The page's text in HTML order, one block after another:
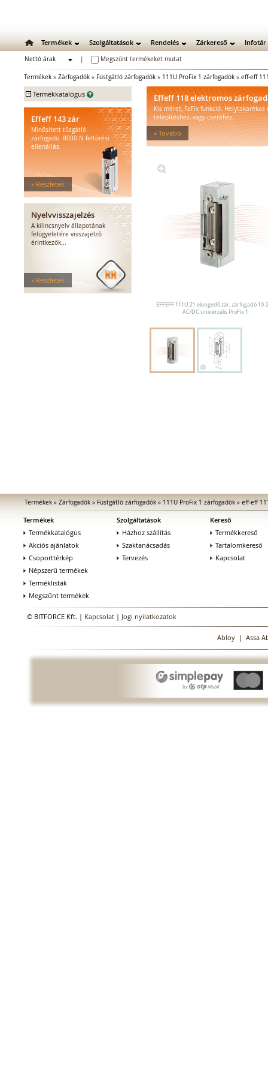
Termékek Szolgáltatások Rendelés Zárkereső Infotár
Nettó árak
Megszűnt termékeket mutat
Termékek » Zárfogadók » Füstgátló zárfogadók » 111U ProFix 1 zárfogadók » eff-eff
+ Termékkatalógus
Mechanikus bevéső zárak
Zárbetétek
Lakatok
Zárpajzsok
Mechanikus kiegészítők
Elektromos zárak
Elektromos bevéső zárak
Zárfogadók
Standard zárfogadók
Vízálló zárfogadók
Tűzgátló zárfogadók
Nagy biztonságú zárfogadók
Zárfogadók üvegajtókhoz
Effeff 143 zár
Minősített tűzgátló
zárfogadó. 8000 N feltörési
ellenállás.
» Részletek
Nyelvvisszajelzés
A kilincsnyelv állapotának
felügyeletére visszajelző
érintkezők...
» Részletek
Effeff 118 elektromos
Kis méret, FaFix funkció. Helytakarékos
telepítéshez, vagy cseréhez.
» Tovább
EFFEFF 111U.21 elengedő zár, zárfogadó 10-
AC/DC univerzális ProFix 1
Termékek» Zárfogadók» Füstgátló zárfogadók» 111U ProFix 1 zárfogadók» eff-eff
Termékek
Termékkatalógus
Akciós ajánlatok
Csoporttérkép
Népszerű termékek
Terméklisták
Megszűnt termékek
Szolgáltatások
Házhoz szállítás
Szaktanácsadás
Tervezés
Kereső
Termékkereső
Tartalomkereső
Kapcsolat
© BITFORCE Kft. | Kapcsolat | Jogi nyilatkozatok
Abloy| Assa